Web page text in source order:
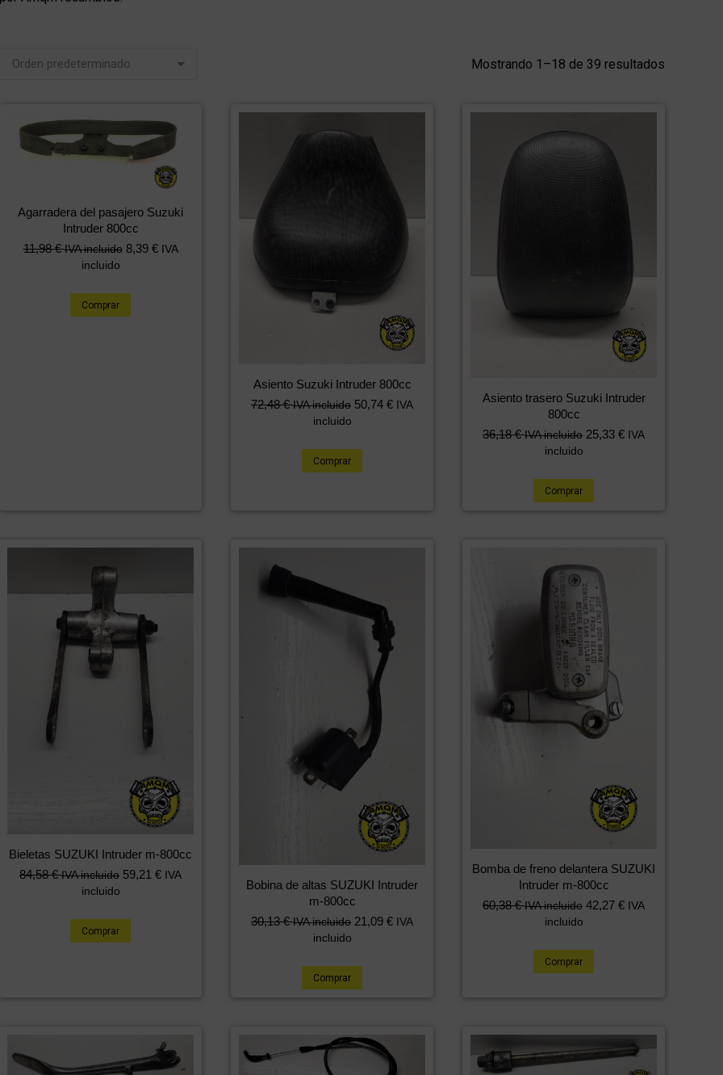
Mostrando 1–18 de 39 resultados
Agarradera del pasajero Suzuki
Intruder 800cc
11,98€ IVA incluido 8,39 € IVA
incluido
Comprar
Asiento Suzuki Intruder 800cc
72,48€ IVA incluido 50,74 € IVA
incluido
Comprar
Asiento trasero Suzuki Intruder
800cc
36,18€ IVA incluido 25,33 € IVA
incluido
Comprar
Bieletas SUZUKI Intruder m-800cc
84,58€ IVA incluido 59,21 € IVA
incluido
Comprar
Bobina de altas SUZUKI Intruder
m-800cc
30,13€ IVA incluido 21,09 € IVA
incluido
Comprar
Bomba de freno delantera SUZUKI
Intruder m-800cc
60,38€ IVA incluido 42,27 € IVA
incluido
Comprar